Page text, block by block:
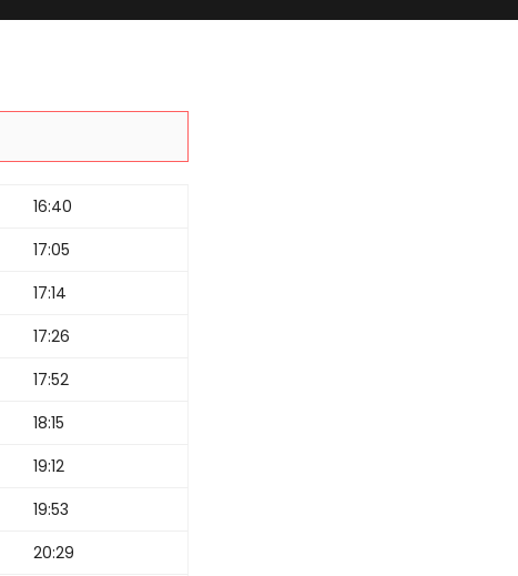
16:40
17:05
17:14
17:26
17:52
18:15
19:12
19:53
20:29